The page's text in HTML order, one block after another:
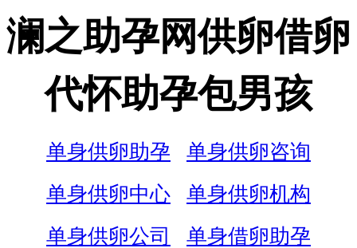
澜之助孕网供卵借卵
代怀助孕包男孩
单身供卵助孕
单身供卵咨询
单身供卵中心
单身供卵机构
单身供卵公司
单身借卵助孕